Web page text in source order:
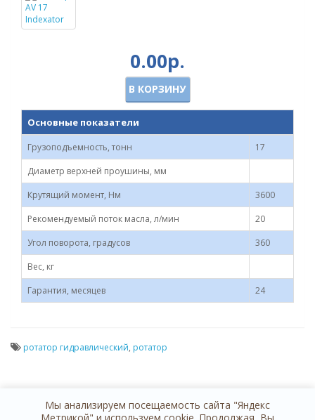
0.00р.
В КОРЗИНУ
Основные показатели
Грузоподъемность, тонн
17
Диаметр верхней проушины, мм
Крутящий момент, Нм
3600
Рекомендуемый поток масла, л/мин
20
Угол поворота, градусов
360
Вес, кг
Гарантия, месяцев
24
ротатор гидравлический, ротатор
Мы анализируем посещаемость сайта "Яндекс